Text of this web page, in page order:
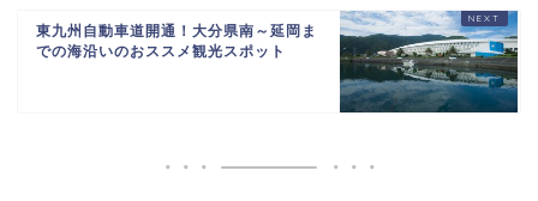
東九州自動車道開通！大分県南～延岡ま
での海沿いのおススメ観光スポット